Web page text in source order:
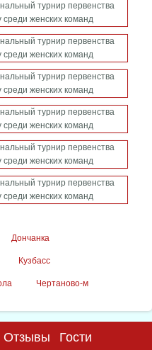
Дончанка
Кузбасс
Чертаново-м
Отзывы
Гости